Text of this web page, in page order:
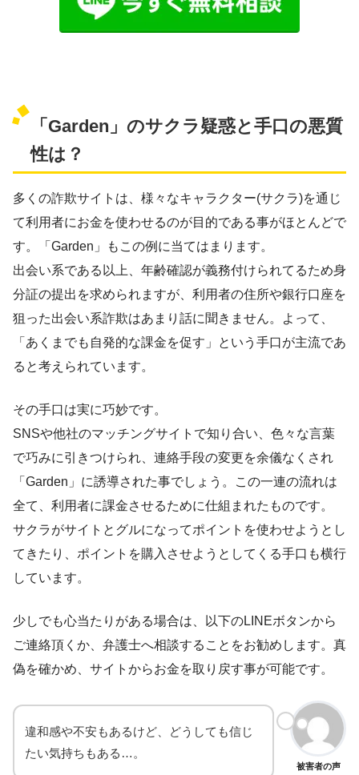
「Garden」のサクラ疑惑と手口の悪質
性は？
多くの詐欺サイトは、様々なキャラクター(サクラ)を通じ
て利用者にお金を使わせるのが目的である事がほとんどで
す。「Garden」もこの例に当てはまります。
出会い系である以上、年齢確認が義務付けられてるため身
分証の提出を求められますが、利用者の住所や銀行口座を
狙った出会い系詐欺はあまり話に聞きません。よって、
「あくまでも自発的な課金を促す」という手口が主流であ
ると考えられています。
その手口は実に巧妙です。
SNSや他社のマッチングサイトで知り合い、色々な言葉
で巧みに引きつけられ、連絡手段の変更を余儀なくされ
「Garden」に誘導された事でしょう。この一連の流れは
全て、 利用者に課金させるために仕組まれたものです。
サクラがサイトとグルになってポイントを使わせようとし
てきたり、ポイントを購入させようとしてくる手口も横行
しています。
少しでも心当たりがある場合は、以下のLINEボタンから
ご連絡頂くか、 弁護士へ相談することをお勧めします。真
偽を確かめ、サイトからお金を取り戻す事が可能です。
被害者の声
違和感や不安もあるけど、どうしても信じ
たい気持ちもある…。